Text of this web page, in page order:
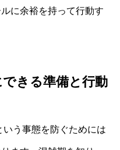
に余裕を持って行動す
きる準備と行動
いう事態を防ぐためには